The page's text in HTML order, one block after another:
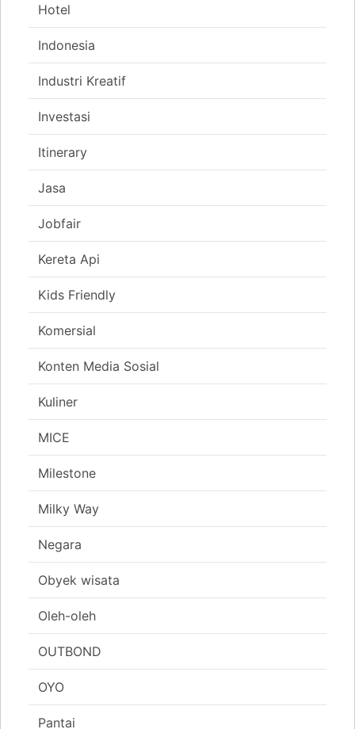
Hotel
Indonesia
Industri Kreatif
Investasi
Itinerary
Jasa
Jobfair
Kereta Api
Kids Friendly
Komersial
Konten Media Sosial
Kuliner
MICE
Milestone
Milky Way
Negara
Obyek wisata
Oleh-oleh
OUTBOND
OYO
Pantai